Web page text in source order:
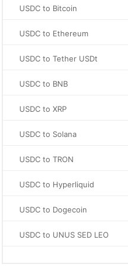
USDC to Bitcoin
USDC to Ethereum
USDC to Tether USDt
USDC to BNB
USDC to XRP
USDC to Solana
USDC to TRON
USDC to Hyperliquid
USDC to Dogecoin
USDC to UNUS SED LEO